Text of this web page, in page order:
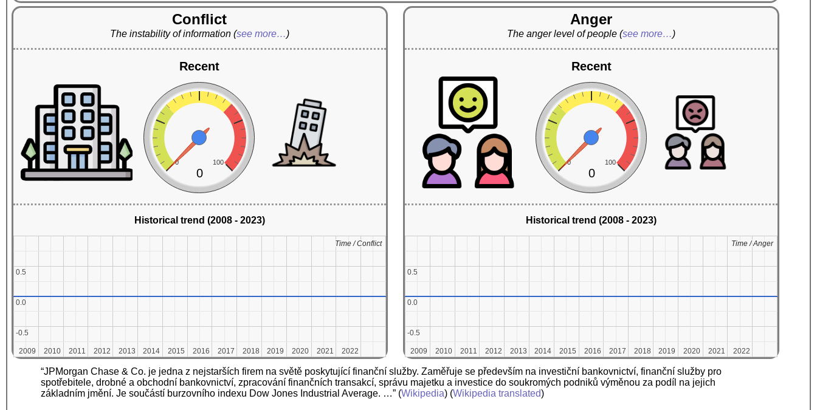
Conflict
The instability of information (see more…)
Recent
0 100
0
Historical trend (2008 - 2023)
2009
2009 2010
2010 2011
2011 2012
2012 2013
2013 2014
2014 2015
2015 2016
2016 2017
2017 2018
2018 2019
2019 2020
2020 2021
2021 2022
2022
-0.5
-0.5
0.0
0.0
0.5
0.5
Time / Conflict
Time / Conflict
Anger
The anger level of people(see more…)
Recent
0 100
0
Historical trend (2008 - 2023)
2009
2009 2010
2010 2011
2011 2012
2012 2013
2013 2014
2014 2015
2015 2016
2016 2017
2017 2018
2018 2019
2019 2020
2020 2021
2021 2022
2022
-0.5
-0.5
0.0
0.0
0.5
0.5
Time / Anger
Time / Anger
“JPMorgan Chase & Co. je jedna z nejstarších firem na světě poskytující finanční služby. Zaměřuje se především na investiční bankovnictví, finanční služby pro
spotřebitele, drobné a obchodní bankovnictví, zpracování finančních transakcí, správu majetku a investice do soukromých podniků výměnou za podíl na jejich
základním jmění. Je součástí burzovního indexu Dow Jones Industrial Average. …” (Wikipedia) (Wikipedia translated)